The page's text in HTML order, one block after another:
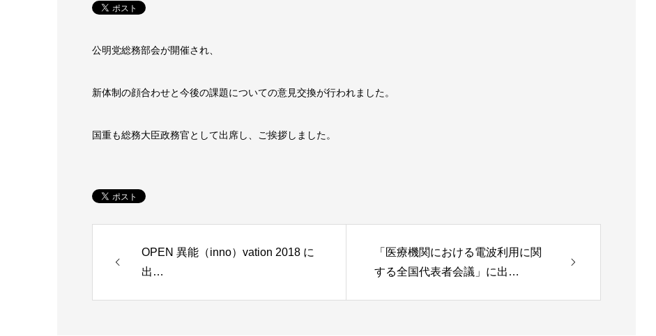
公明党総務部会が開催され、
新体制の顔合わせと今後の課題についての意見交換が行われました。
国重も総務大臣政務官として出席し、ご挨拶しました。
OPEN 異能（inno）vation 2018 に
出…
「医療機関における電波利用に関
する全国代表者会議」に出…